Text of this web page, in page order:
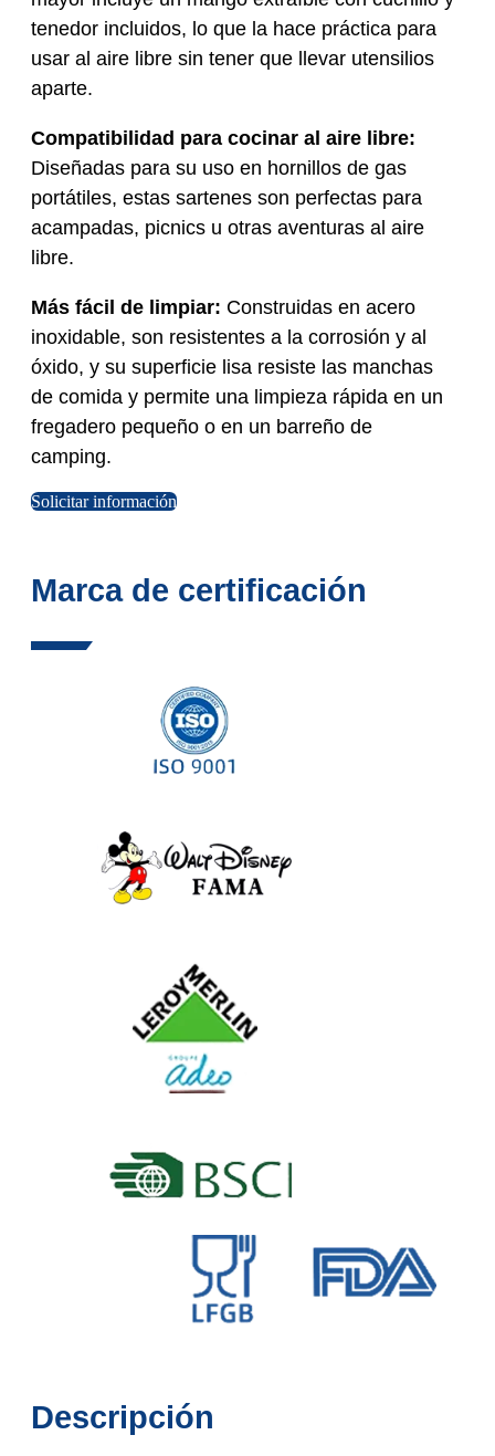
tenedor incluidos, lo que la hace práctica para
usar al aire libre sin tener que llevar utensilios
aparte.
Compatibilidad para cocinar al aire libre:
Diseñadas para su uso en hornillos de gas
portátiles, estas sartenes son perfectas para
acampadas, picnics u otras aventuras al aire
libre.
Más fácil de limpiar: Construidas en acero
inoxidable, son resistentes a la corrosión y al
óxido, y su superficie lisa resiste las manchas
de comida y permite una limpieza rápida en un
fregadero pequeño o en un barreño de
camping.
Solicitar información
Marca de certificación
Descripción